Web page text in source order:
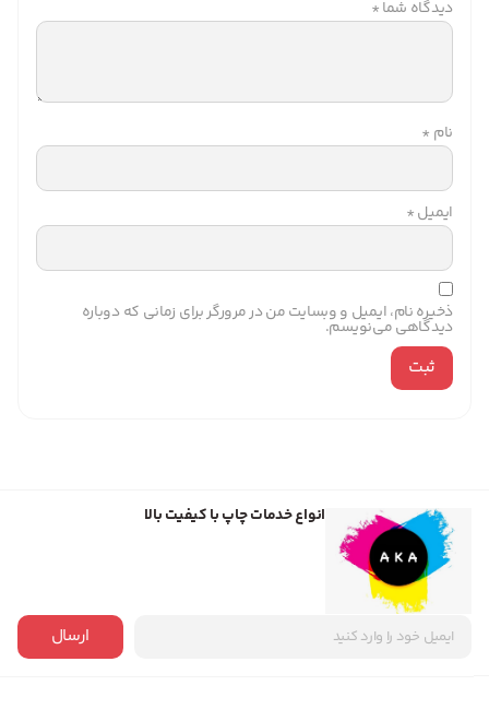
دیدگاه شما*
نام *
ایمیل*
ذخیره نام، ایمیل و وبسایت من در مرورگر برای زمانی که دوباره
دیدگاهی می‌نویسم.
انواع خدمات چاپ با کیفیت بالا
ارسال